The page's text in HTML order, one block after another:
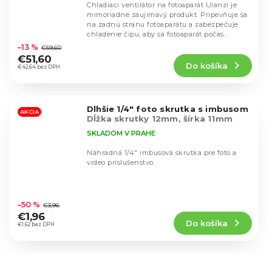
hodnotenie
produktu
je
hviezdičiek.
€42,64 bez DPH
–13 % €59,60
€51,60
Do košíka
Chladiaci ventilátor na fotoaparát Ulanzi je
mimoriadne zaujímavý produkt. Pripevňuje sa
na zadnú stranu fotoaparátu a zabezpečuje
chladenie čipu, aby sa fotoaparát počas...
AKCIA
Dlhšie 1/4" foto skrutka s imbusom
Dĺžka skrutky 12mm, šírka 11mm
hodnotenie
produktu
je
SKLADOM V PRAHE
€1,62 bez DPH
–50 % €3,96
€1,96
Do košíka
Náhradná 1/4" imbusová skrutka pre foto a
video príslušenstvo.